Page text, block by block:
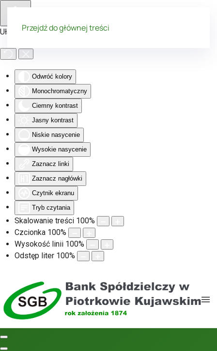
Ułatwienia dostępu
Odwróć kolory
Monochromatyczny
Ciemny kontrast
Jasny kontrast
Niskie nasycenie
Wysokie nasycenie
Zaznacz linki
Zaznacz nagłówki
Czytnik ekranu
Tryb czytania
Skalowanie treści 100%
Czcionka 100%
Wysokość linii 100%
Odstęp liter 100%
Przejdź do głównej treści